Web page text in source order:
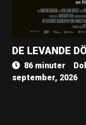
DE LEVANDE
86 minuter
september, 2026